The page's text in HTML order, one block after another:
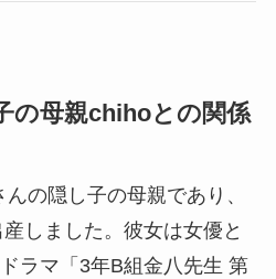
の母親chihoとの関係
の隠し子の母親であり、
しました。彼女は女優と
ラマ「3年B組金八先生 第